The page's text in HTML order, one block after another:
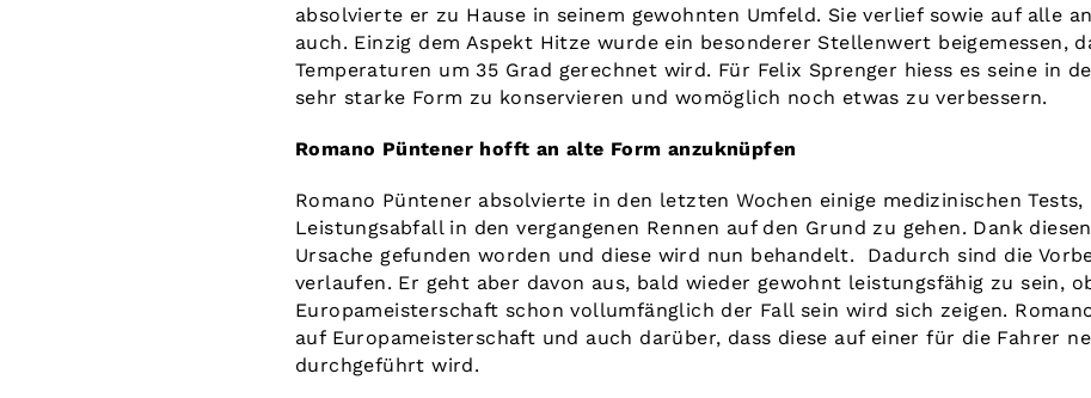
absolvierte er zu Hause in seinem gewohnten Umfeld. Sie verlief sowie auf alle
auch. Einzig dem Aspekt Hitze wurde ein besonderer Stellenwert beigemessen,
Temperaturen um 35 Grad gerechnet wird. Für Felix Sprenger hiess es seine in
sehr starke Form zu konservieren und womöglich noch etwas zu verbessern.
Romano Püntener hofft an alte Form anzuknüpfen
Romano Püntener absolvierte in den letzten Wochen einige medizinischen Tests,
Leistungsabfall in den vergangenen Rennen auf den Grund zu gehen. Dank
Ursache gefunden worden und diese wird nun behandelt.
Dadurch sind die
verlaufen. Er geht aber davon aus, bald wieder gewohnt leistungsfähig zu sein,
Europameisterschaft schon vollumfänglich der Fall sein wird sich zeigen.
auf Europameisterschaft und auch darüber, dass diese auf einer für die Fahrer
durchgeführt wird.